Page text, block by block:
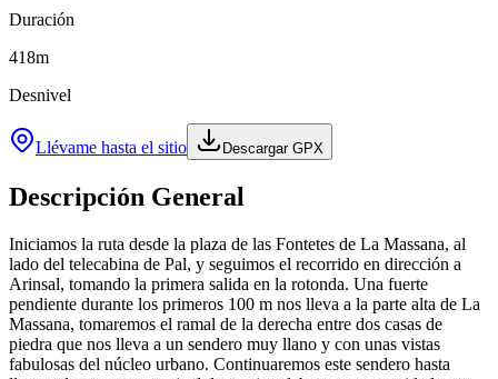
Duración
418m
Desnivel
Llévame hasta el sitio Descargar GPX
Descripción General
Iniciamos la ruta desde la plaza de las Fontetes de La Massana, al
lado del telecabina de Pal, y seguimos el recorrido en dirección a
Arinsal, tomando la primera salida en la rotonda. Una fuerte
pendiente durante los primeros 100 m nos lleva a la parte alta de La
Massana, tomaremos el ramal de la derecha entre dos casas de
piedra que nos lleva a un sendero muy llano y con unas vistas
fabulosas del núcleo urbano. Continuaremos este sendero hasta